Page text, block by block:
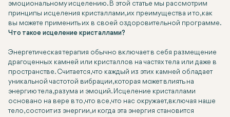
эмоциональному исцелению. В этой статье мы рассмотрим
принципы исцеления кристаллами, их преимущества и то, как
вы можете применить их в своей оздоровительной программе.
Что такое исцеление кристаллами?
Энергетическая терапия обычно включает в себя размещение
драгоценных камней или кристаллов на частях тела или даже в
пространстве. Считается, что каждый из этих камней обладает
уникальной частотой вибрации, которая может влиять на
энергию тела, разума и эмоций. Исцеление кристаллами
основано на вере в то, что все, что нас окружает, включая наше
тело, состоит из энергии, и когда эта энергия становится